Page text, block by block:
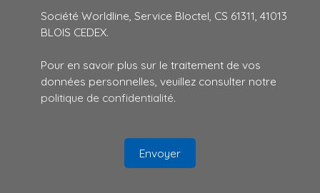
Société Worldline, Service Bloctel, CS 61311, 41013
BLOIS CEDEX.
Pour en savoir plus sur le traitement de vos
données personnelles, veuillez consulter notre
politique de confidentialité.
Envoyer